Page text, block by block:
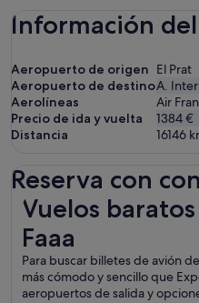
Información
Aeropuerto de origen El Prat
Aeropuerto de destinoA.
Aerolíneas
Air
Precio de ida y vuelta
1384 €
Distancia
16146
Reserva con
Vuelos
Faaa
Para buscar billetes de avión
más cómodo y sencillo que
aeropuertos de salida y
Vuelos baratos de